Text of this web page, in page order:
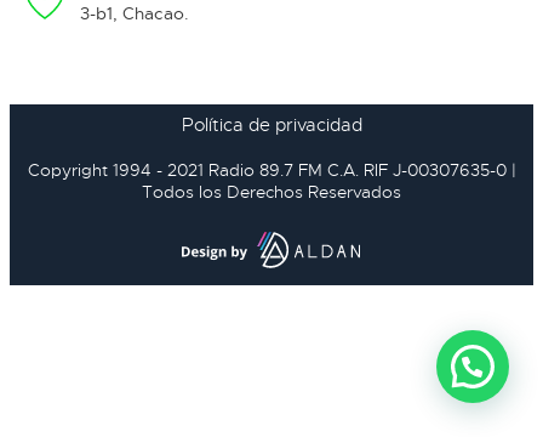
3-b1, Chacao.
Política de privacidad
Copyright 1994 - 2021 Radio 89.7 FM C.A. RIF J-00307635-0 |
Todos los Derechos Reservados